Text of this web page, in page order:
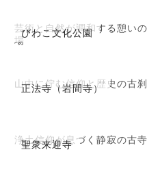
びわこ文化公園
芸術と自然が調和する憩いの
場
正法寺（岩間寺）
山中に佇む信仰と歴史の古刹
聖衆来迎寺
浄土信仰が息づく静寂の古寺